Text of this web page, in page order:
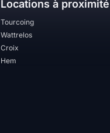
Locations à proximité
Tourcoing
Wattrelos
Croix
Hem